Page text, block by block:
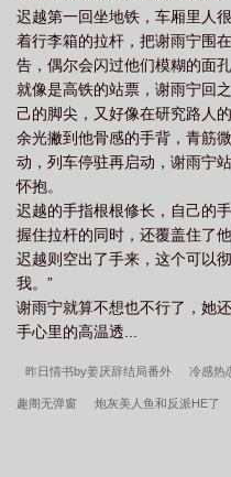
迟越第一回坐地铁，车厢里人
着行李箱的拉杆，把谢雨宁围
告，偶尔会闪过他们模糊的面
就像是高铁的站票，谢雨宁回
己的脚尖，又好像在研究路人的
余光撇到他骨感的手背，青筋
动，列车停驻再启动，谢雨宁
怀抱。
迟越的手指根根修长，自己的
握住拉杆的同时，还覆盖住了他
迟越则空出了手来，这个可以
我。”
谢雨宁就算不想也不行了，她
手心里的高温透...
昨日情书by姜厌辞结局番外 冷感热
趣阁无弹窗 炮灰美人鱼和反派HE了